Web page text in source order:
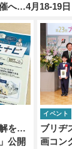
へ…4月18‐19日
を…
公開
ブリヂ
画コン
イベント